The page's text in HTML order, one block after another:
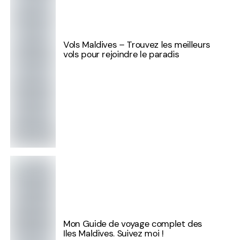
Vols Maldives – Trouvez les meilleurs
vols pour rejoindre le paradis
Mon Guide de voyage complet des
Iles Maldives. Suivez moi !